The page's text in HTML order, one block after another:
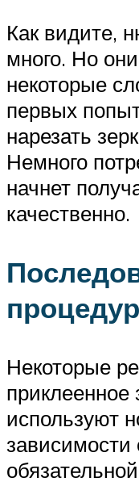
Как видите,
много. Но
некоторые
первых
нарезать
Немного
начнет
качественно.
Некоторые
приклеенное
используют
зависимости